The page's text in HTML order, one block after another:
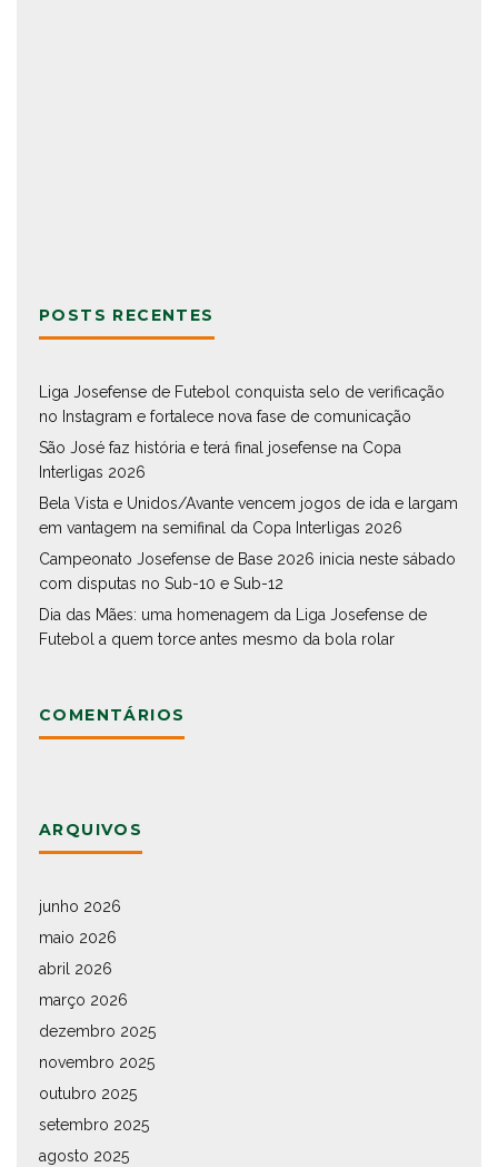
POSTS RECENTES
Liga Josefense de Futebol conquista selo de verificação
no Instagram e fortalece nova fase de comunicação
São José faz história e terá final josefense na Copa
Interligas 2026
Bela Vista e Unidos/Avante vencem jogos de ida e largam
em vantagem na semifinal da Copa Interligas 2026
Campeonato Josefense de Base 2026 inicia neste sábado
com disputas no Sub-10 e Sub-12
Dia das Mães: uma homenagem da Liga Josefense de
Futebol a quem torce antes mesmo da bola rolar
COMENTÁRIOS
ARQUIVOS
junho 2026
maio 2026
abril 2026
março 2026
dezembro 2025
novembro 2025
outubro 2025
setembro 2025
agosto 2025